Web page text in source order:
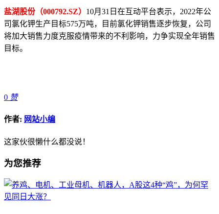
盐湖股份（000792.SZ） 10月31日在互动平台表示，2022年公
司氯化钾生产目标575万吨，目前氯化钾销售逐步恢复，公司
将加大销售力度克服疫情带来的不利影响，力争实现全年销售
目标。
0 赞
作者: 网站小编
这家伙很懒什么都没说！
为您推荐